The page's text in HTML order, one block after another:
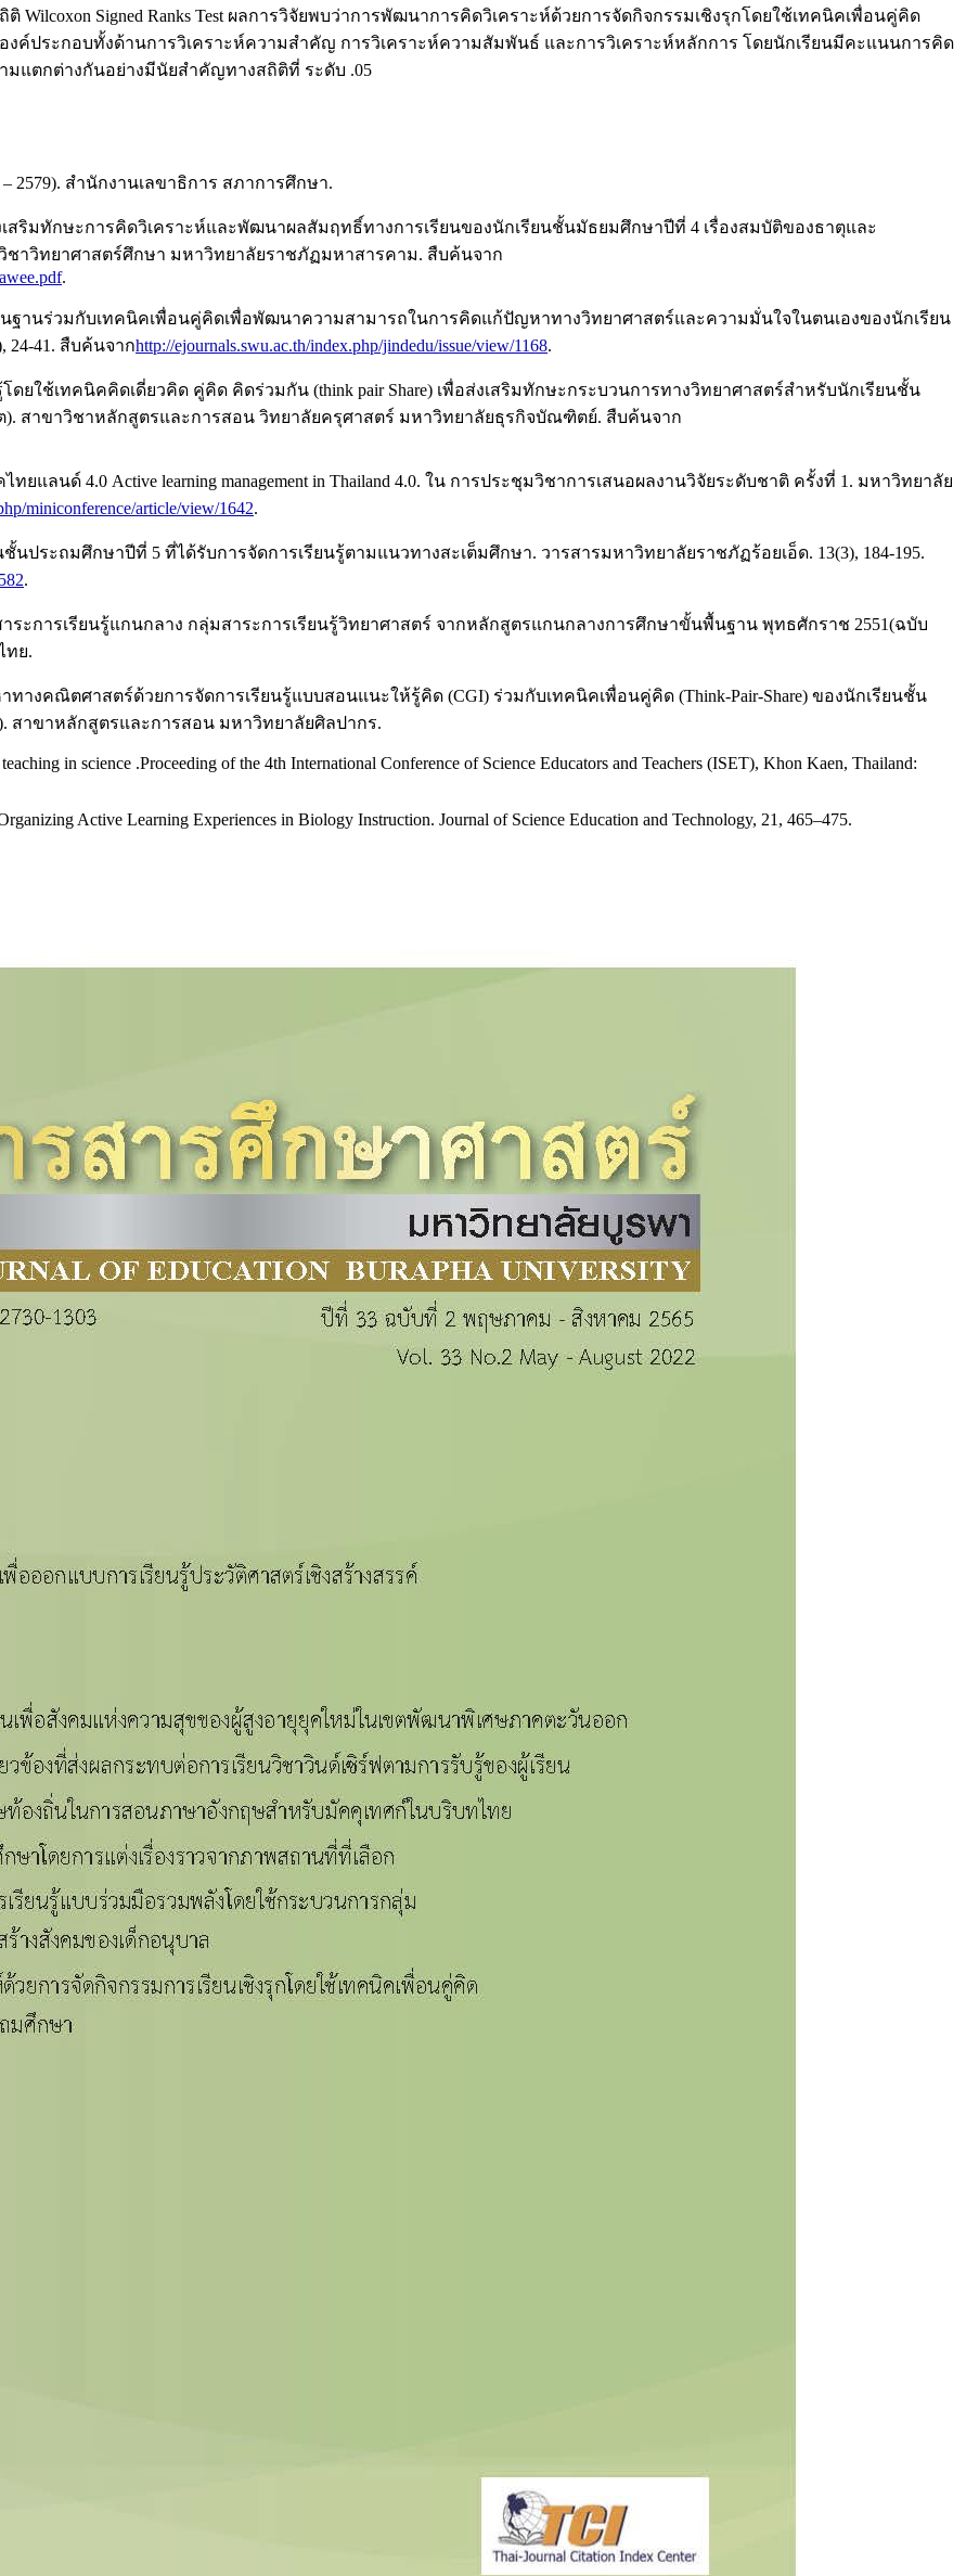
Wilcoxon Signed Ranks Test ผลการวิจัยพบว่าการพัฒนาการคิดวิเคราะห์ด้วยการจัดกิจกรรมเชิงรุกโดยใช้เทคนิคเพื่อนคู่คิด
องค์ประกอบทั้งด้านการวิเคราะห์ความสำคัญ การวิเคราะห์ความสัมพันธ์ และการวิเคราะห์หลักการ โดยนักเรียนมีคะแนนการคิด
มแตกต่างกันอย่างมีนัยสำคัญทางสถิติที่ ระดับ .05
2579). สำนักงานเลขาธิการ สภาการศึกษา.
เสริมทักษะการคิดวิเคราะห์และพัฒนาผลสัมฤทธิ์ทางการเรียนของนักเรียนชั้นมัธยมศึกษาปีที่ 4 เรื่องสมบัติของธาตุและ
วิทยาศาสตร์ศึกษา มหาวิทยาลัยราชภัฏมหาสารคาม. สืบค้นจาก
.
ฐานร่วมกับเทคนิคเพื่อนคู่คิดเพื่อพัฒนาความสามารถในการคิดแก้ปัญหาทางวิทยาศาสตร์และความมั่นใจในตนเองของนักเรียน
24-41. สืบค้นจากhttp://ejournals.swu.ac.th/index.php/jindedu/issue/view/1168.
ยใช้เทคนิคคิดเดี่ยวคิด คู่คิด คิดร่วมกัน (think pair Share) เพื่อส่งเสริมทักษะกระบวนการทางวิทยาศาสตร์สำหรับนักเรียนชั้น
าขาวิชาหลักสูตรและการสอน วิทยาลัยครุศาสตร์ มหาวิทยาลัยธุรกิจบัณฑิตย์. สืบค้นจาก
ยแลนด์ 4.0 Active learning management in Thailand 4.0. ใน การประชุมวิชาการเสนอผลงานวิจัยระดับชาติ ครั้งที่ 1. มหาวิทยาลัย
miniconference/article/view/1642.
นประถมศึกษาปีที่ 5 ที่ได้รับการจัดการเรียนรู้ตามแนวทางสะเต็มศึกษา. วารสารมหาวิทยาลัยราชภัฏร้อยเอ็ด. 13(3), 184-195.
.
ระการเรียนรู้แกนกลาง กลุ่มสาระการเรียนรู้วิทยาศาสตร์ จากหลักสูตรแกนกลางการศึกษาขั้นพื้นฐาน พุทธศักราช 2551(ฉบับ
ทย.
งคณิตศาสตร์ด้วยการจัดการเรียนรู้แบบสอนแนะให้รู้คิด (CGI) ร่วมกับเทคนิคเพื่อนคู่คิด (Think-Pair-Share) ของนักเรียนชั้น
าขาหลักสูตรและการสอน มหาวิทยาลัยศิลปากร.
in science .Proceeding of the 4th International Conference of Science Educators and Teachers (ISET), Khon Kaen, Thailand:
Active Learning Experiences in Biology Instruction. Journal of Science Education and Technology, 21, 465–475.